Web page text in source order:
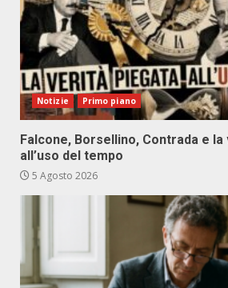
Notizie Primo piano
Falcone, Borsellino, Contrada e
all’uso del tempo
5 Agosto 2026